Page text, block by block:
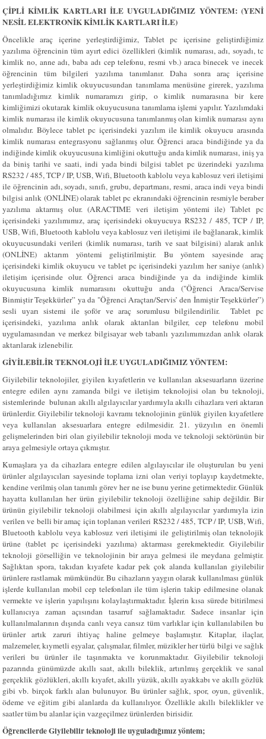
ÇİPLİ KİMLİK KARTLARI İLE UYGULADIĞIMIZ YÖNTEM: (YENİ
NESİL ELEKTRONİK KİMLİK KARTLARI İLE)
Öncelikle araç içerine yerleştirdiğimiz, Tablet pc içerisine geliştirdiğimiz
yazılıma öğrencinin tüm ayırt edici özellikleri (kimlik numarası, adı, soyadı, tc
kimlik no, anne adı, baba adı cep telefonu, resmi vb.) araca binecek ve inecek
öğrencinin tüm bilgileri yazılıma tanımlanır. Daha sonra araç içerisine
yerleştirdiğimiz kimlik okuyucusundan tanımlama menüsüne girerek, yazılıma
tanımladığımız kimlik numaramızı girip, o kimlik numarasına bir kere
kimliğimizi okutarak kimlik okuyucusuna tanımlama işlemi yapılır. Yazılımdaki
kimlik numarası ile kimlik okuyucusuna tanımlanmış olan kimlik numarası aynı
olmalıdır. Böylece tablet pc içerisindeki yazılım ile kimlik okuyucu arasında
kimlik numarası entegrasyonu sağlanmış olur. Öğrenci araca bindiğinde ya da
indiğinde kimlik okuyucusuna kimliğini okuttuğu anda kimlik numarası, iniş ya
da biniş tarihi ve saati, indi yada bindi bilgisi tablet pc üzerindeki yazılıma
RS232 / 485, TCP / IP, USB, Wifi, Bluetooth kablolu veya kablosuz veri iletişimi
ile öğrencinin adı, soyadı, sınıfı, grubu, departmanı, resmi, araca indi veya bindi
bilgisi anlık (ONLİNE) olarak tablet pc ekranındaki öğrencinin resmiyle beraber
yazılıma aktarmış olur. (ARACTIME veri iletişim yöntemi ile) Tablet pc
içerisindeki yazılımımız, araç içerisindeki okuyucuya RS232 / 485, TCP / IP,
USB, Wifi, Bluetooth kablolu veya kablosuz veri iletişimi ile bağlanarak, kimlik
okuyucusundaki verileri (kimlik numarası, tarih ve saat bilgisini) alarak anlık
(ONLİNE) aktarım yöntemi geliştirilmiştir. Bu yöntem sayesinde araç
içerisindeki kimlik okuyucu ve tablet pc içerisindeki yazılım her saniye (anlık)
iletişim içerisinde olur. Öğrenci araca bindiğinde ya da indiğinde kimlik
okuyucusuna kimlik numarasını okuttuğu anda ("Öğrenci Araca/Servise
Binmiştir Teşekkürler” ya da "Öğrenci Araçtan/Servis’ den İnmiştir Teşekkürler”)
sesli uyarı sistemi ile şoför ve araç sorumlusu bilgilendirilir. Tablet pc
içerisindeki, yazılıma anlık olarak aktarılan bilgiler, cep telefonu mobil
uygulamasından ve merkez bilgisayar web tabanlı yazılımımızdan anlık olarak
aktarılarak izlenebilir.
GİYİLEBİLİR TEKNOLOJİ İLE UYGULADIĞIMIZ YÖNTEM:
Giyilebilir teknolojiler, giyilen kıyafetlerin ve kullanılan aksesuarların üzerine
entegre edilen aynı zamanda bilgi ve iletişim teknolojisi olan bu teknoloji,
sistemlerinde bulunan akıllı algılayıcılar yardımıyla akıllı cihazlara veri aktaran
ürünlerdir. Giyilebilir teknoloji kavramı teknolojinin günlük giyilen kıyafetlere
veya kullanılan aksesuarlara entegre edilmesidir. 21. yüzyılın en önemli
gelişmelerinden biri olan giyilebilir teknoloji moda ve teknoloji sektörünün bir
araya gelmesiyle ortaya çıkmıştır.
Kumaşlara ya da cihazlara entegre edilen algılayıcılar ile oluşturulan bu yeni
ürünler algılayıcıları sayesinde toplama izni olan veriyi toplayıp kaydetmekte,
kendine verilmiş olan tanımlı görev her ne ise bunu yerine getirmektedir. Günlük
hayatta kullanılan her ürün giyilebilir teknoloji özelliğine sahip değildir. Bir
ürünün giyilebilir teknoloji olabilmesi için akıllı algılayıcılar yardımıyla izin
verilen ve belli bir amaç için toplanan verileri RS232 / 485, TCP / IP, USB, Wifi,
Bluetooth kablolu veya kablosuz veri iletişimi ile geliştirilmiş olan teknolojik
ürüne (tablet pc içerisindeki yazılıma) aktarması gerekmektedir. Giyilebilir
teknoloji görselliğin ve teknolojinin bir araya gelmesi ile meydana gelmiştir.
Sağlıktan spora, takıdan kıyafete kadar pek çok alanda kullanılan giyilebilir
ürünlere rastlamak mümkündür. Bu cihazların yaygın olarak kullanılması günlük
işlerde kullanılan mobil cep telefonları ile tüm işlerin takip edilmesine olanak
vermekte ve işlerin yapılışını kolaylaştırmaktadır. İşlerin kısa sürede bitirilmesi
kullanıcıya zaman açısından tasarruf sağlamaktadır. Sadece insanlar için
kullanılmalarının dışında canlı veya cansız tüm varlıklar için kullanılabilen bu
ürünler artık zaruri ihtiyaç haline gelmeye başlamıştır. Kitaplar, ilaçlar,
malzemeler, kıymetli eşyalar, çalışmalar, filmler, müzikler her türlü bilgi ve sağlık
verileri bu ürünler ile taşınmakta ve korunmaktadır. Giyilebilir teknoloji
pazarında günümüzde akıllı saat, akıllı bileklik, artırılmış gerçeklik ve sanal
gerçeklik gözlükleri, akıllı kıyafet, akıllı yüzük, akıllı ayakkabı ve akıllı gözlük
gibi vb. birçok farklı alan bulunuyor. Bu ürünler sağlık, spor, oyun, güvenlik,
ödeme ve eğitim gibi alanlarda da kullanılıyor. Özellikle akıllı bileklikler ve
saatler tüm bu alanlar için vazgeçilmez ürünlerden birisidir.
Öğrencilerde Giyilebilir teknoloji ile uyguladığımız yöntem;